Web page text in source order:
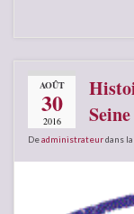
AOÛT
30
2016
Deadministrateurdans